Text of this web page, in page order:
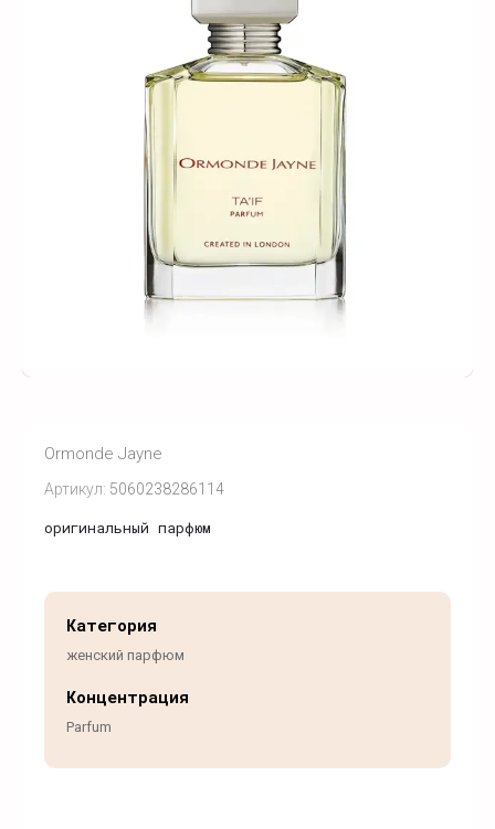
Артикул: 5060238286114
Ormonde Jayne
оригинальный парфюм
Категория
женский парфюм
Концентрация
Parfum